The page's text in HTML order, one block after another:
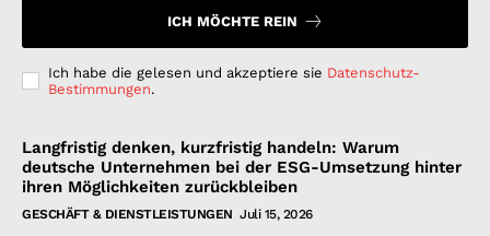
ICH MÖCHTE REIN
Ich habe die gelesen und akzeptiere sie Datenschutz-
Bestimmungen.
Langfristig denken, kurzfristig handeln: Warum
deutsche Unternehmen bei der ESG-Umsetzung hinter
ihren Möglichkeiten zurückbleiben
GESCHÄFT & DIENSTLEISTUNGEN Juli 15, 2026